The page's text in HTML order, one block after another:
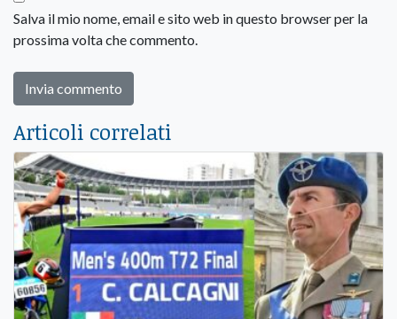
Salva il mio nome, email e sito web in questo browser per la
prossima volta che commento.
Articoli correlati